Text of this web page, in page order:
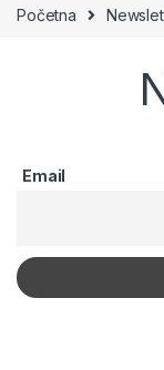
Početna
Email